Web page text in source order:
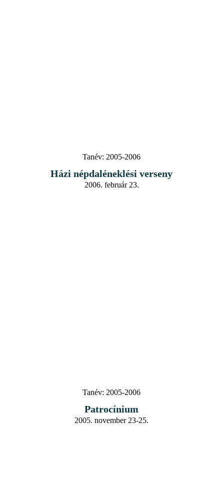
Tanév: 2005-2006
Házi népdaléneklési verseny
2006. február 23.
Tanév: 2005-2006
Patrocínium
2005. november 23-25.